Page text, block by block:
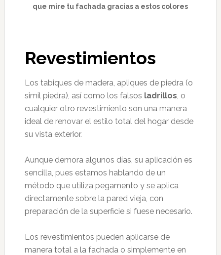
que mire tu fachada gracias a estos colores
Revestimientos
Los tabiques de madera, apliques de piedra (o
simil piedra), así como los falsos ladrillos, o
cualquier otro revestimiento son una manera
ideal de renovar el estilo total del hogar desde
su vista exterior.
Aunque demora algunos días, su aplicación es
sencilla, pues estamos hablando de un
método que utiliza pegamento y se aplica
directamente sobre la pared vieja, con
preparación de la superficie si fuese necesario.
Los revestimientos pueden aplicarse de
manera total a la fachada o simplemente en